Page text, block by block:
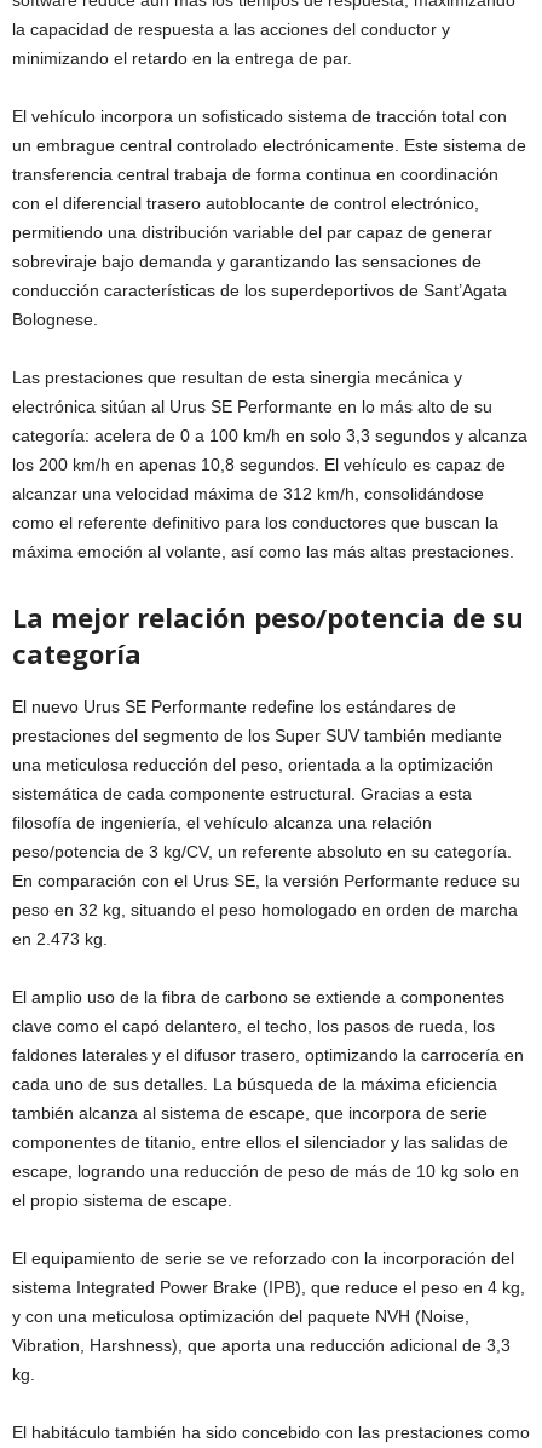
la capacidad de respuesta a las acciones del conductor y
minimizando el retardo en la entrega de par.
El vehículo incorpora un sofisticado sistema de tracción total con
un embrague central controlado electrónicamente. Este sistema de
transferencia central trabaja de forma continua en coordinación
con el diferencial trasero autoblocante de control electrónico,
permitiendo una distribución variable del par capaz de generar
sobreviraje bajo demanda y garantizando las sensaciones de
conducción características de los superdeportivos de Sant’Agata
Bolognese.
Las prestaciones que resultan de esta sinergia mecánica y
electrónica sitúan al Urus SE Performante en lo más alto de su
categoría: acelera de 0 a 100 km/h en solo 3,3 segundos y alcanza
los 200 km/h en apenas 10,8 segundos. El vehículo es capaz de
alcanzar una velocidad máxima de 312 km/h, consolidándose
como el referente definitivo para los conductores que buscan la
máxima emoción al volante, así como las más altas prestaciones.
La mejor relación peso/potencia de su
categoría
El nuevo Urus SE Performante redefine los estándares de
prestaciones del segmento de los Super SUV también mediante
una meticulosa reducción del peso, orientada a la optimización
sistemática de cada componente estructural. Gracias a esta
filosofía de ingeniería, el vehículo alcanza una relación
peso/potencia de 3 kg/CV, un referente absoluto en su categoría.
En comparación con el Urus SE, la versión Performante reduce su
peso en 32 kg, situando el peso homologado en orden de marcha
en 2.473 kg.
El amplio uso de la fibra de carbono se extiende a componentes
clave como el capó delantero, el techo, los pasos de rueda, los
faldones laterales y el difusor trasero, optimizando la carrocería en
cada uno de sus detalles. La búsqueda de la máxima eficiencia
también alcanza al sistema de escape, que incorpora de serie
componentes de titanio, entre ellos el silenciador y las salidas de
escape, logrando una reducción de peso de más de 10 kg solo en
el propio sistema de escape.
El equipamiento de serie se ve reforzado con la incorporación del
sistema Integrated Power Brake (IPB), que reduce el peso en 4 kg,
y con una meticulosa optimización del paquete NVH (Noise,
Vibration, Harshness), que aporta una reducción adicional de 3,3
kg.
El habitáculo también ha sido concebido con las prestaciones como